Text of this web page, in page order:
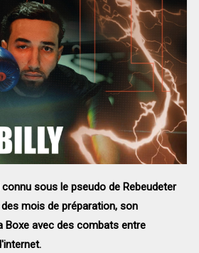
sous le pseudo de Rebeudeter
mois de préparation, son
Boxe avec des combats entre